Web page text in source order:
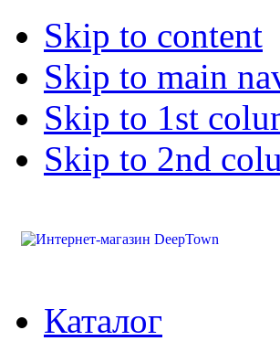
Skip to content
Skip to main
Skip to 1st
Skip to 2nd
Каталог